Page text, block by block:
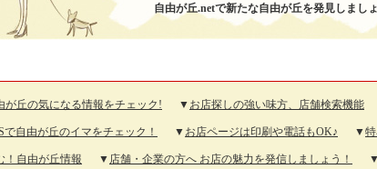
自由が丘.netで新たな自由が丘を発見しまし
が丘の気になる情報をチェック! ▼ お店探しの強い味方、店舗検索機能
で自由が丘のイマをチェック！ ▼ お店ページは印刷や電話もOK♪ ▼
！自由が丘情報 ▼ 店舗・企業の方へ お店の魅力を発信しましょう！ ▼